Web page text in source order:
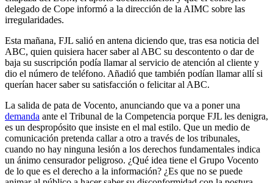
delegado de Cope informó a la dirección de la AIMC sobre las
irregularidades.
Esta mañana, FJL salió en antena diciendo que, tras esa noticia del
ABC, quien quisiera hacer saber al ABC su descontento o dar de
baja su suscripción podía llamar al servicio de atención al cliente y
dio el número de teléfono. Añadió que también podían llamar allí si
querían hacer saber su satisfacción o felicitar al ABC.
La salida de pata de Vocento, anunciando que va a poner una
demanda ante el Tribunal de la Competencia porque FJL les denigra,
es un despropósito que insiste en el mal estilo. Que un medio de
comunicación pretenda callar a otro a través de los tribunales,
cuando no hay ninguna lesión a los derechos fundamentales indica
un ánimo censurador peligroso. ¿Qué idea tiene el Grupo Vocento
de lo que es el derecho a la información? ¿Es que no se puede